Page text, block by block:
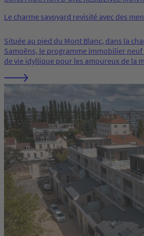
Le charme savoyard revisité avec des
Située au pied du Mont Blanc, dans la
Samoëns, le programme immobilier
de vie idyllique pour les amoureux de la